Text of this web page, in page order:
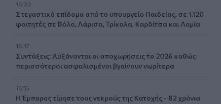
16:30
Στεγαστικό επίδομα από το υπουργείο Παιδείας, σε 1.120
φοιτητές σε Βόλο, Λάρισα, Τρίκαλα, Καρδίτσα και Λαμία
16:17
Συντάξεις: Αυξάνονται οι αποχωρήσεις το 2026 καθώς
περισσότεροι ασφαλισμένοι βγαίνουν νωρίτερα
16:15
Η Έμπαρος τίμησε τους νεκρούς της Κατοχής - 82 χρόνια